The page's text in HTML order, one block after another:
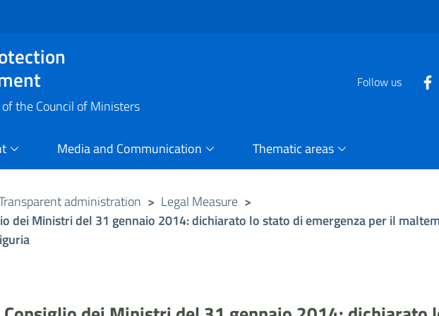
the Council of Ministers
Follow us
Media and Communication Thematic areas
administration > Legal Measure >
dei Ministri del 31 gennaio 2014: dichiarato lo stato di emergenza per il